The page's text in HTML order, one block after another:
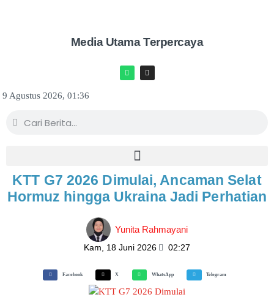
Media Utama Terpercaya
9 Agustus 2026, 01:36
KTT G7 2026 Dimulai, Ancaman Selat
Hormuz hingga Ukraina Jadi Perhatian
Yunita Rahmayani
Kam, 18 Juni 2026 02:27
Facebook X WhatsApp Telegram